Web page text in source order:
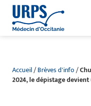
Accueil/Brèves d'info/
2024, le dépistage